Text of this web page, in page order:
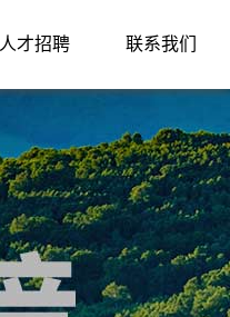
人才招聘 联系我们